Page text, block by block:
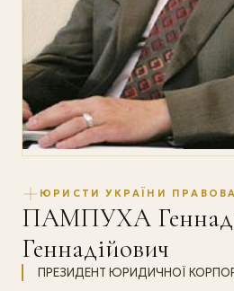
ЮРИСТИ УКРАЇНИ
ПАМПУХА
Геннадійович
ПРЕЗИДЕНТ ЮРИДИЧНОЇ